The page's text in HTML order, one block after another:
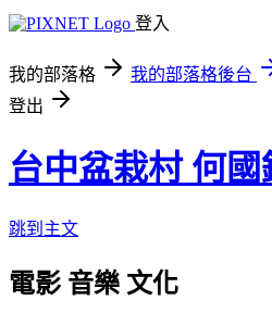
登入
我的部落格 我的部落格後台
登出
台中盆栽村 何
跳到主文
電影 音樂 文化